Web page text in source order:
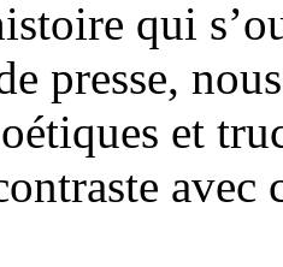
qui
presse,
et
avec